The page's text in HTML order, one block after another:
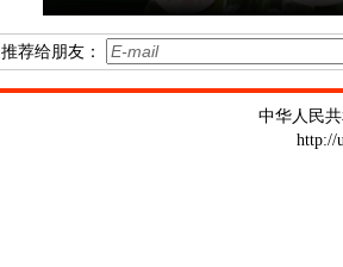
推荐给朋友：
中华人民
http://